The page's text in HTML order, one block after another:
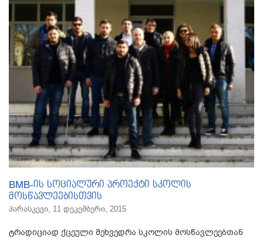
BMB-ის სოციალური პროექტი სკოლის
მოსწავლეებისთვის
პარასკევი, 11 დეკემბერი, 2015
ტრადიციად ქცეული შეხვედრა სკოლის მოსწავლეებთან